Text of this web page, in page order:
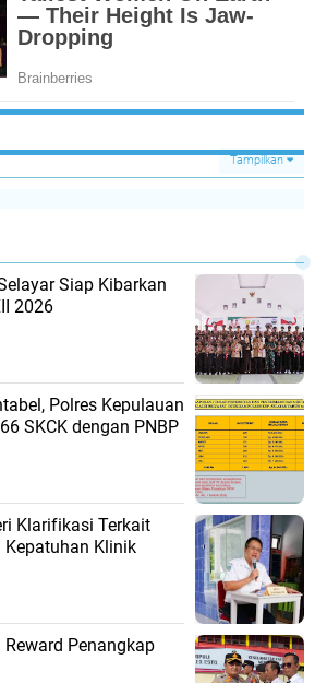
Tampilkan
Siap Kibarkan
2026
Polres Kepulauan
SKCK dengan PNBP
Klarifikasi Terkait
Kepatuhan Klinik
Penangkap